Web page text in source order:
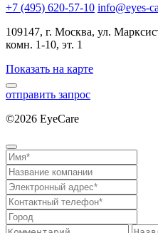
+7 (495) 620-57-10 info@eyes-
109147, г. Москва, ул.
комн. 1-10, эт. 1
Показать на карте
отправить запрос
©2026 EyeCare